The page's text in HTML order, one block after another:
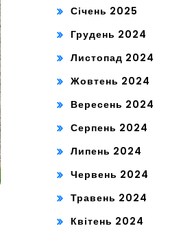
Січень 2025
Грудень 2024
Листопад 2024
Жовтень 2024
Вересень 2024
Серпень 2024
Липень 2024
Червень 2024
Травень 2024
Квітень 2024